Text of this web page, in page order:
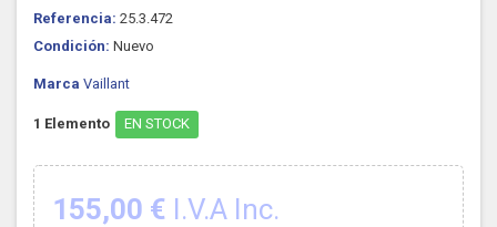
Referencia: 25.3.472
Condición: Nuevo
Marca Vaillant
1 Elemento EN STOCK
155,00 € I.V.A Inc.